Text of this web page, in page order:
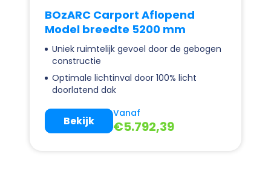
BOzARC Carport Aflopend
Model breedte 5200 mm
Uniek ruimtelijk gevoel door de gebogen
constructie
Optimale lichtinval door 100% licht
doorlatend dak
Vanaf
€5.792,39
Bekijk